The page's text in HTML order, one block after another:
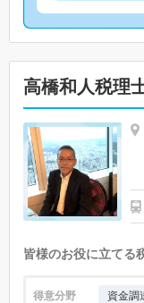
高橋和人税理
皆様のお役に立てる
得意分野 資金調